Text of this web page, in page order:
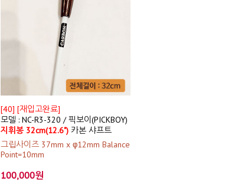
[40] [재입고완료]
모델 : NC-R3-320 / 픽보이(PICKBOY)
지휘봉 32cm(12.6") 카본 샤프트
그립사이즈 37mm x φ12mm Balance
Point=10mm
100,000원